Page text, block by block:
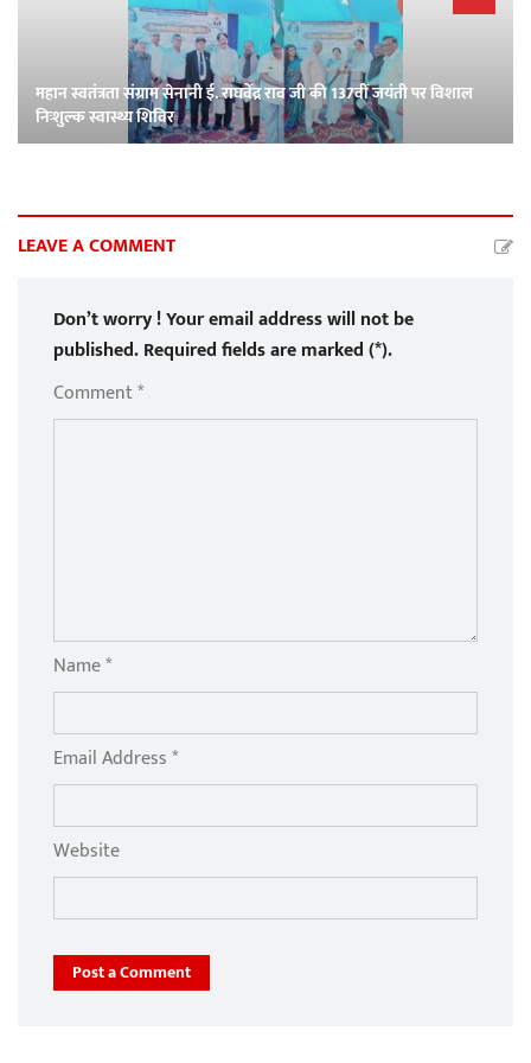
महान स्वतंत्रता संग्राम सेनानी ई. राघवेंद्र राव जी की 137वीं जयंती पर विशाल
निःशुल्क स्वास्थ्य शिविर
LEAVE A COMMENT
Don’t worry ! Your email address will not be
published. Required fields are marked (*).
Comment *
Name *
Email Address *
Website
Post a Comment